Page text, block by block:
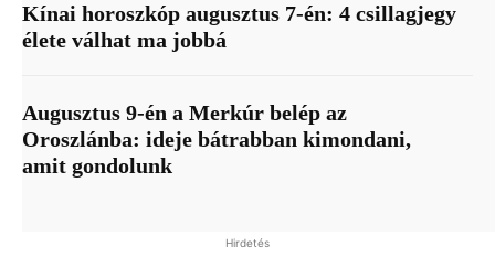
Kínai horoszkóp augusztus 7-én: 4 csillagjegy
élete válhat ma jobbá
Augusztus 9-én a Merkúr belép az
Oroszlánba: ideje bátrabban kimondani,
amit gondolunk
Hirdetés